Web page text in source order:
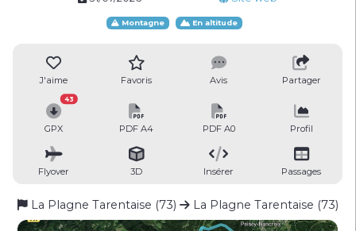
Montagne En altitude
J'aime Favoris Avis Partager
GPX
43
PDF A4 PDF A0 Profil
Flyover 3D Insérer Passages
La Plagne Tarentaise (73) La Plagne Tarentaise (73)